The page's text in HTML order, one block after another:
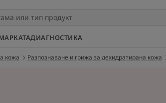
ДИАГНОСТИКА
кожа Разпознаване и грижа за дехидратирана кожа